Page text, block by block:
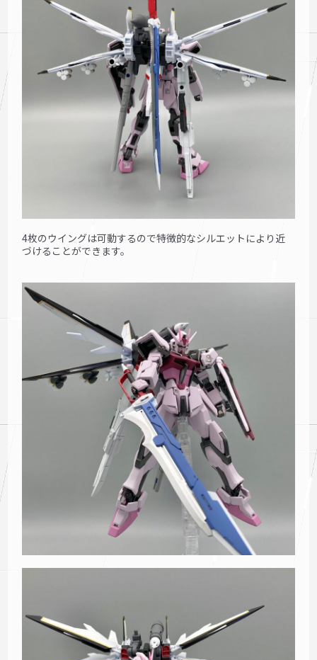
4枚のウイングは可動するので特徴的なシルエットにより近
づけることができます。